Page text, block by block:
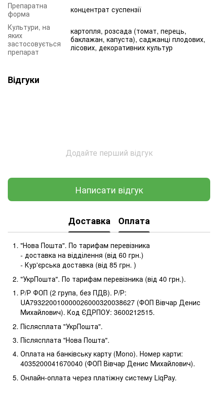
Препаратна
форма
концентрат суспензії
Культури, на
яких
застосовується
препарат
картопля, розсада (томат, перець,
баклажан, капуста), саджанці плодових,
лісових, декоративних культур
Відгуки
Додайте перший відгук
Написати відгук
Доставка Оплата
"Нова Пошта". По тарифам перевізника
- доставка на відділення (від 60 грн.)
- Кур'єрська доставка (від 85 грн. )
"УкрПошта". По тарифам перевізника (від 40 грн.).
Р/Р ФОП (2 група, без ПДВ). Р/Р:
UA793220010000026000320038627 (ФОП Вівчар Денис
Михайлович). Код ЄДРПОУ: 3600212515.
Післясплата "УкрПошта".
Післясплата "Нова Пошта".
Оплата на банківську карту (Mono). Номер карти:
4035200041670040 (ФОП Вівчар Денис Михайлович).
Онлайн-оплата через платіжну систему LiqPay.